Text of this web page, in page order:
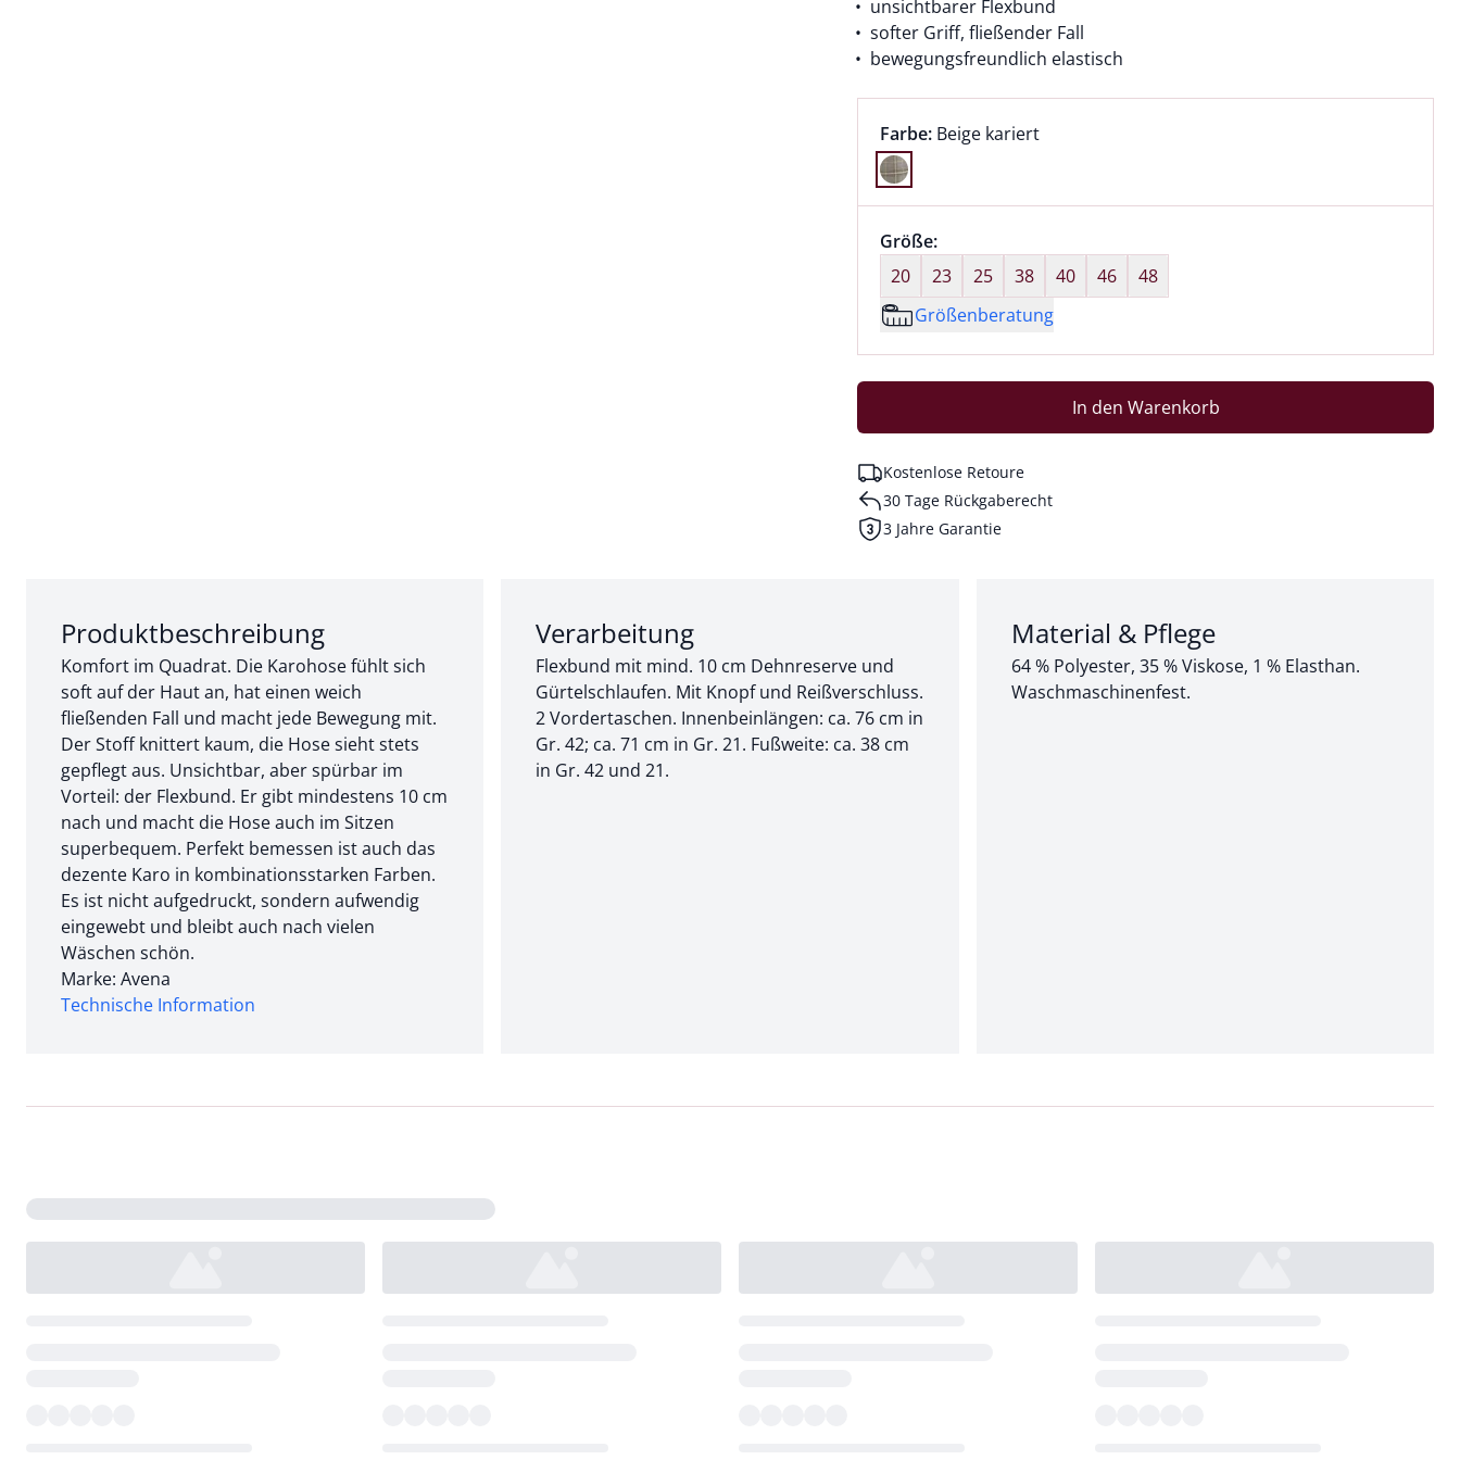
unsichtbarer Flexbund
softer Griff, fließender Fall
bewegungsfreundlich elastisch
Farbauswahl:
Farbe: aktuell ausgewählt:
Beige kariert
Farbe Beige kariert ausgewählt
Größenauswahl:
Größe:nichts ausgewählt
20
23 25 38 40 46
48
Größenberatung
In den Warenkorb
Kostenlose Retoure
30 Tage Rückgaberecht
3 Jahre Garantie
Abschnitt 1 von 3:
Produktbeschreibung
Komfort im Quadrat. Die Karohose fühlt sich
soft auf der Haut an, hat einen weich
fließenden Fall und macht jede Bewegung mit.
Der Stoff knittert kaum, die Hose sieht stets
gepflegt aus. Unsichtbar, aber spürbar im
Vorteil: der Flexbund. Er gibt mindestens 10 cm
nach und macht die Hose auch im Sitzen
superbequem. Perfekt bemessen ist auch das
dezente Karo in kombinationsstarken Farben.
Es ist nicht aufgedruckt, sondern aufwendig
eingewebt und bleibt auch nach vielen
Wäschen schön.
Marke: Avena
Technische Information
Abschnitt 2 von 3:
Verarbeitung
Flexbund mit mind. 10 cm Dehnreserve und
Gürtelschlaufen. Mit Knopf und Reißverschluss.
2 Vordertaschen. Innenbeinlängen: ca. 76 cm in
Gr. 42; ca. 71 cm in Gr. 21. Fußweite: ca. 38 cm
in Gr. 42 und 21.
Abschnitt 3 von 3:
Material & Pflege
64 % Polyester, 35 % Viskose, 1 % Elasthan.
Waschmaschinenfest.